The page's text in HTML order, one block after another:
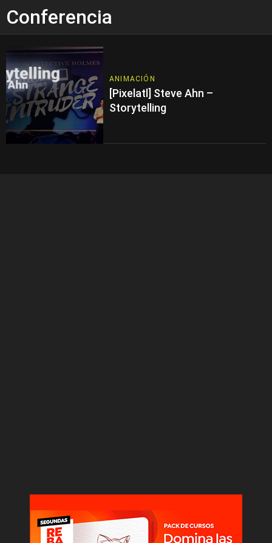
Conferencia
ANIMACIÓN
[Pixelatl] Steve Ahn –
Storytelling